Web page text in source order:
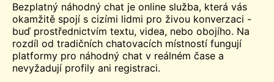
Bezplatný náhodný chat je online služba, která vás
okamžitě spojí s cizími lidmi pro živou konverzaci -
buď prostřednictvím textu, videa, nebo obojího. Na
rozdíl od tradičních chatovacích místností fungují
platformy pro náhodný chat v reálném čase a
nevyžadují profily ani registraci.